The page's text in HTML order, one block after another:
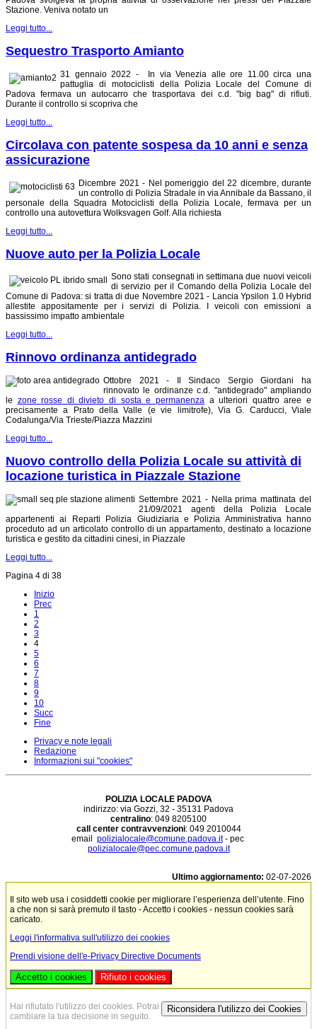
Stazione. Veniva notato un
Leggi tutto...
Sequestro Trasporto Amianto
31 gennaio 2022 - In via Venezia alle ore 11.00 circa una
pattuglia di motociclisti della Polizia Locale del Comune di
Padova fermava un autocarro che trasportava dei c.d. "big bag" di rifiuti.
Durante il controllo si scopriva che
Leggi tutto...
Circolava con patente sospesa da 10 anni e senza
assicurazione
Dicembre 2021 - Nel pomeriggio del 22 dicembre, durante
un controllo di Polizia Stradale in via Annibale da Bassano, il
personale della Squadra Motociclisti della Polizia Locale, fermava per un
controllo una autovettura Wolksvagen Golf. Alla richiesta
Leggi tutto...
Nuove auto per la Polizia Locale
Sono stati consegnati in settimana due nuovi veicoli
di servizio per il Comando della Polizia Locale del
Comune di Padova: si tratta di due Novembre 2021 - Lancia Ypsilon 1.0 Hybrid
allestite appositamente per i servizi di Polizia. I veicoli con emissioni a
bassissimo impatto ambientale
Leggi tutto...
Rinnovo ordinanza antidegrado
Ottobre 2021 - Il Sindaco Sergio Giordani ha
rinnovato le ordinanze c.d. "antidegrado" ampliando
le zone rosse di divieto di sosta e permanenzaa ulteriori quattro aree e
precisamente a Prato della Valle (e vie limitrofe), Via G. Carducci, Viale
Codalunga/Via Trieste/Piazza Mazzini
Leggi tutto...
Nuovo controllo della Polizia Locale su attività di
locazione turistica in Piazzale Stazione
Settembre 2021 - Nella prima mattinata del
21/09/2021 agenti della Polizia Locale
appartenenti ai Reparti Polizia Giudiziaria e Polizia Amministrativa hanno
proceduto ad un articolato controllo di un appartamento, destinato a locazione
turistica e gestito da cittadini cinesi, in Piazzale
Leggi tutto...
Pagina 4 di 38
Inizio
Prec
1
2
3
4
5
6
7
8
9
10
Succ
Fine
Privacy e note legali
Redazione
Informazioni sui "cookies"
POLIZIA LOCALE PADOVA
indirizzo: via Gozzi, 32 - 35131 Padova
centralino: 049 8205100
call center contravvenzioni: 049 2010044
email polizialocale@comune.padova.it- pec
polizialocale@pec.comune.padova.it
Ultimo aggiornamento: 02-07-2026
Il sito web usa i cosiddetti cookie per migliorare l’esperienza dell’utente. Fino
a che non si sarà premuto il tasto - Accetto i cookies - nessun cookies sarà
caricato.
Leggi l'informativa sull'utilizzo dei cookies
Prendi visione dell'e-Privacy Directive Documents
Accetto i cookies Rifiuto i cookies
Riconsidera l'utilizzo dei Cookies
Hai rifiutato l'utilizzo dei cookies. Potrai
cambiare la tua decisione in seguito.